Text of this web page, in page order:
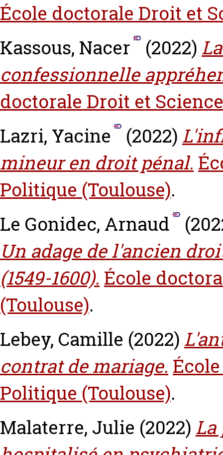
École doctorale Droit et
Kassous, Nacer
(2022)
confessionnelle
doctorale Droit et
Lazri, Yacine
(2022)
mineur en droit pénal.
Politique (Toulouse).
Le Gonidec, Arnaud
Un adage de l'ancien
(1549-1600). École
(Toulouse).
Lebey, Camille (2022)
contrat de mariage.
Politique (Toulouse).
Malaterre, Julie (2022)